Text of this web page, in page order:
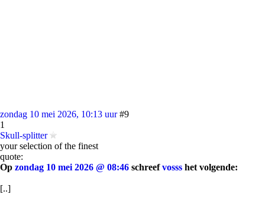
zondag 10 mei 2026, 10:13 uur #9
1
Skull-splitter
your selection of the finest
quote:
Op zondag 10 mei 2026 @ 08:46 schreefvosss het volgende:
[..]